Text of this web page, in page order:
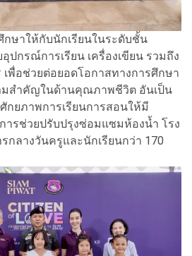
ษาให้กับนักเรียนในระดับชั้น
กรณ์การเรียน เครื่องเขียน รวมถึง
พื่อช่วยต่อยอดโอกาสทางการศึกษา
มสำคัญในด้านคุณภาพชีวิต อันเป็น
กยภาพการเรียนการสอนให้มี
ารช่วยปรับปรุงซ่อมแซมห้องน้ำ โรง
กลางวันครูและนักเรียนกว่า 170